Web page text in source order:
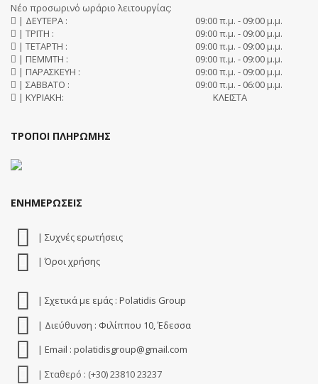
Νέο προσωρινό ωράριο λειτουργίας:
| ΔΕΥΤΕΡΑ :
09:00 π.μ. - 09:00 μ.μ.
| ΤΡΙΤΗ :
09:00 π.μ. - 09:00 μ.μ.
| ΤΕΤΑΡΤΗ :
09:00 π.μ. - 09:00 μ.μ.
| ΠΕΜΜΤΗ :
09:00 π.μ. - 09:00 μ.μ.
| ΠΑΡΑΣΚΕΥΗ :
09:00 π.μ. - 09:00 μ.μ.
| ΣΑΒΒΑΤΟ :
09:00 π.μ. - 06:00 μ.μ.
| ΚΥΡΙΑΚΗ:
ΚΛΕΙΣΤΑ
ΤΡΟΠΟΙ ΠΛΗΡΩΜΗΣ
ΕΝΗΜΕΡΩΣΕΙΣ
| Συχνές ερωτήσεις
| Όροι χρήσης
| Σχετικά με εμάς : Polatidis Group
| Διεύθυνση : Φιλίππου 10, Έδεσσα
| Email : polatidisgroup@gmail.com
| Σταθερό : (+30) 23810 23237